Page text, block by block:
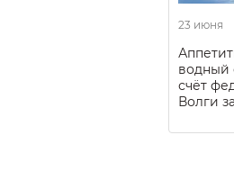
23 июня
водный
счёт
Волги